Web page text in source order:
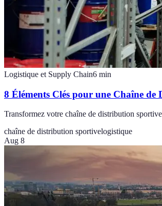
Logistique et Supply Chain6 min
8 Éléments Clés pour une Chaîne
Transformez votre chaîne de distribution
chaîne de distribution sportivelogistique
Aug 8